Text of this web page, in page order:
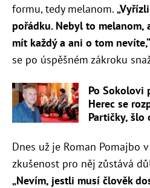
formu, tedy melanom.
pořádku. Nebyl to melanom,
mít každý a ani o tom nevíte,“
se po úspěšném zákroku
Po Sokolovi
Herec se
Partičky, šlo
Dnes už je Roman Pomajbo
zkušenost pro něj zůstává
„Nevím, jestli musí člověk